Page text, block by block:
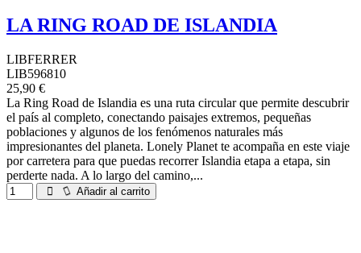
LA RING ROAD DE ISLANDIA
LIBFERRER
LIB596810
25,90 €
La Ring Road de Islandia es una ruta circular que permite descubrir
el país al completo, conectando paisajes extremos, pequeñas
poblaciones y algunos de los fenómenos naturales más
impresionantes del planeta. Lonely Planet te acompaña en este viaje
por carretera para que puedas recorrer Islandia etapa a etapa, sin
perderte nada. A lo largo del camino,...
Añadir al carrito